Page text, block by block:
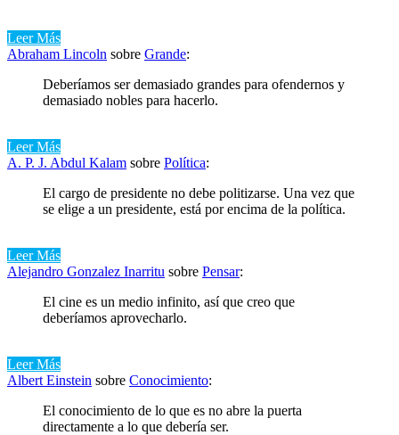
Leer Más
Abraham Lincoln sobre Grande:
Deberíamos ser demasiado grandes para ofendernos y
demasiado nobles para hacerlo.
Leer Más
A. P. J. Abdul Kalam sobre Política:
El cargo de presidente no debe politizarse. Una vez que
se elige a un presidente, está por encima de la política.
Leer Más
Alejandro Gonzalez Inarritu sobre Pensar:
El cine es un medio infinito, así que creo que
deberíamos aprovecharlo.
Leer Más
Albert Einstein sobre Conocimiento:
El conocimiento de lo que es no abre la puerta
directamente a lo que debería ser.